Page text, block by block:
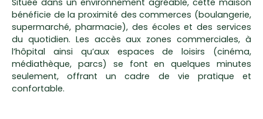
Située dans un environnement agréable, cette maison
bénéficie de la proximité des commerces (boulangerie,
supermarché, pharmacie), des écoles et des services
du quotidien. Les accès aux zones commerciales, à
l’hôpital ainsi qu’aux espaces de loisirs (cinéma,
médiathèque, parcs) se font en quelques minutes
seulement, offrant un cadre de vie pratique et
confortable.